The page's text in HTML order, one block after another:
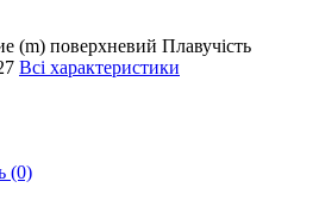
(m) поверхневий Плавучість
Всі характеристики
(0)